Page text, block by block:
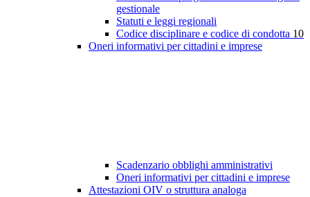
gestionale
Statuti e leggi regionali
Codice disciplinare e codice di condotta 10
Oneri informativi per cittadini e imprese
Scadenzario obblighi amministrativi
Oneri informativi per cittadini e imprese
Attestazioni OIV o struttura analoga